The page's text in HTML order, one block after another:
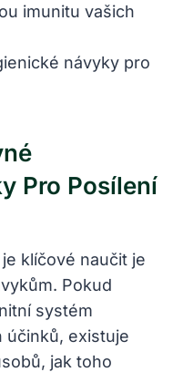
imunitu vašich
Pro Posílení
klíčové naučit je
Pokud
systém
účinků, existuje
jak toho